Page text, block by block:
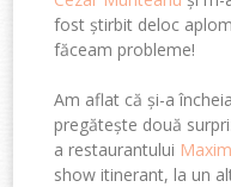
fost știrbit deloc
făceam probleme!
Am aflat că și-a
pregătește două
a restaurantului Maxim
show itinerant, la un